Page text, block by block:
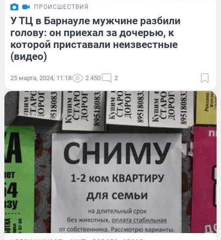
ПРОИСШЕСТВИЯ
У ТЦ в Барнауле мужчине разбили
голову: он приехал за дочерью, к
которой приставали неизвестные
(видео)
25 марта, 2024, 11:18 2 450 2